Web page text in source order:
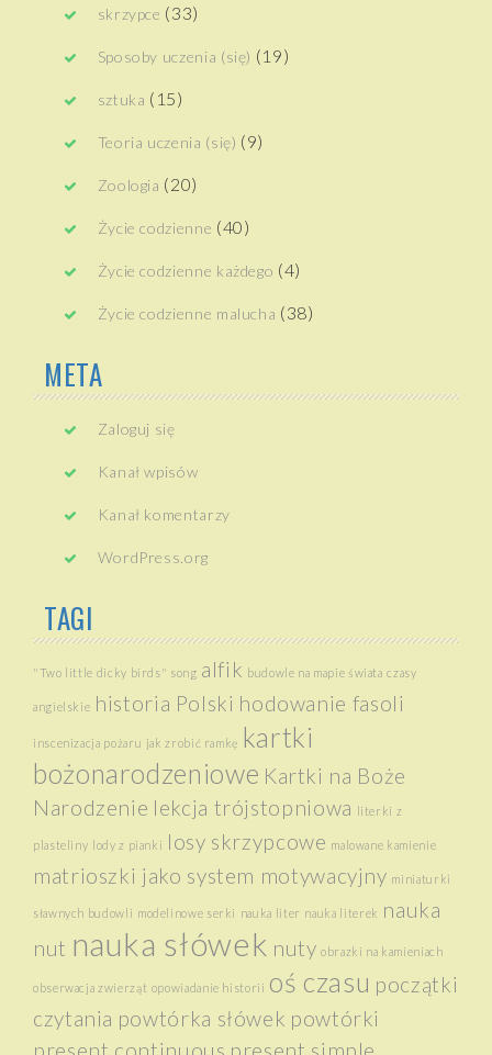
skrzypce (33)
Sposoby uczenia (się) (19)
sztuka (15)
Teoria uczenia (się) (9)
Zoologia (20)
Życie codzienne (40)
Życie codzienne każdego (4)
Życie codzienne malucha (38)
META
Zaloguj się
Kanał wpisów
Kanał komentarzy
WordPress.org
TAGI
"Two little dicky birds" song alfik budowle na mapie świata czasy
angielskie historia Polski hodowanie fasoli
inscenizacja pożaru jak zrobić ramkę kartki
bożonarodzeniowe Kartki na Boże
Narodzenie lekcja trójstopniowa literki z
plasteliny lody z pianki losy skrzypcowe malowane kamienie
matrioszki jako system motywacyjny miniaturki
sławnych budowli modelinowe serki nauka liter nauka literek nauka
nut nauka słówek nuty obrazki na kamieniach
obserwacja zwierząt opowiadanie historii oś czasu początki
czytania powtórka słówek powtórki
present continuous present simple